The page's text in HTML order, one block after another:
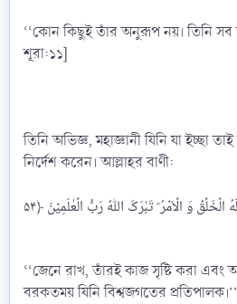
‘‘কোন কিছুই তাঁর অনুরূপ নয়। তিনি সব
শূরা:১১]
তিনি অভিজ্ঞ, মহাজ্ঞানী যিনি যা ইচ্ছা
নির্দেশ করেন। আল্লাহর বাণী:
‘‘জেনে রাখ, তাঁরই কাজ সৃষ্টি করা এবং
বরকতময় যিনি বিশ্বজগতের